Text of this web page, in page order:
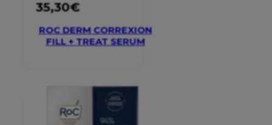
35,30€
ROC DERM CORREXION
FILL + TREAT SERUM